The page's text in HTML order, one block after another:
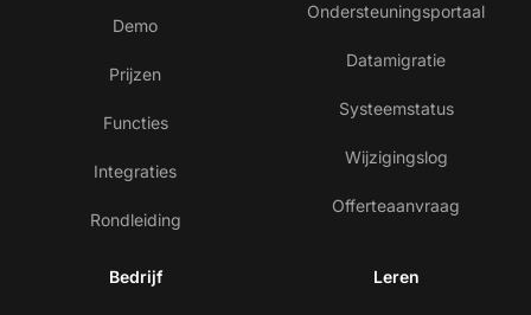
Demo
Prijzen
Functies
Integraties
Rondleiding
Ondersteuningsportaal
Datamigratie
Systeemstatus
Wijzigingslog
Offerteaanvraag
Bedrijf Leren